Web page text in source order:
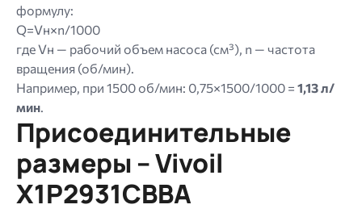
формулу:
Q=Vн×n/1000
где Vн — рабочий объем насоса (см³), n — частота
вращения (об/мин).
Например, при 1500 об/мин: 0,75×1500/1000 = 1,13 л/
мин.
Присоединительные
размеры – Vivoil
X1P2931CBBA